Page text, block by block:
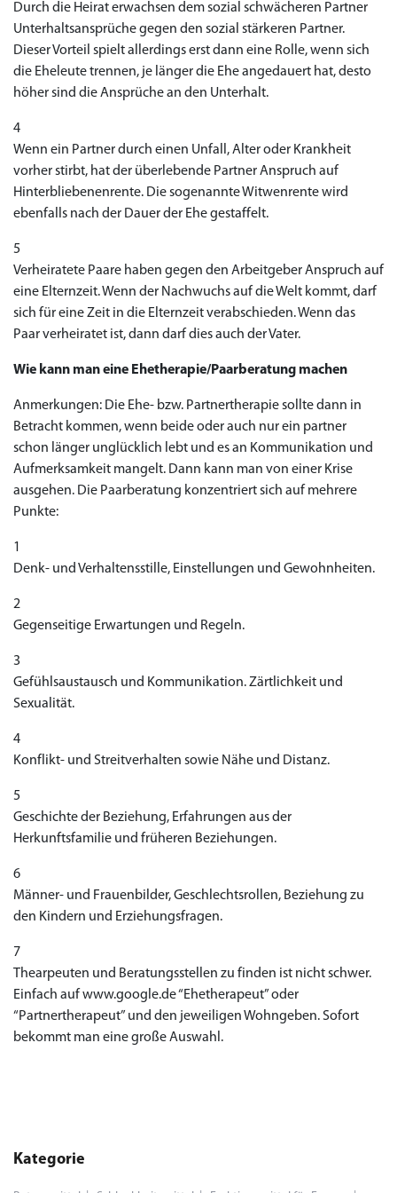
Durch die Heirat erwachsen dem sozial schwächeren Partner
Unterhaltsansprüche gegen den sozial stärkeren Partner.
Dieser Vorteil spielt allerdings erst dann eine Rolle, wenn sich
die Eheleute trennen, je länger die Ehe angedauert hat, desto
höher sind die Ansprüche an den Unterhalt.
4
Wenn ein Partner durch einen Unfall, Alter oder Krankheit
vorher stirbt, hat der überlebende Partner Anspruch auf
Hinterbliebenenrente. Die sogenannte Witwenrente wird
ebenfalls nach der Dauer der Ehe gestaffelt.
5
Verheiratete Paare haben gegen den Arbeitgeber Anspruch auf
eine Elternzeit. Wenn der Nachwuchs auf die Welt kommt, darf
sich für eine Zeit in die Elternzeit verabschieden. Wenn das
Paar verheiratet ist, dann darf dies auch der Vater.
Wie kann man eine Ehetherapie/Paarberatung machen
Anmerkungen: Die Ehe- bzw. Partnertherapie sollte dann in
Betracht kommen, wenn beide oder auch nur ein partner
schon länger unglücklich lebt und es an Kommunikation und
Aufmerksamkeit mangelt. Dann kann man von einer Krise
ausgehen. Die Paarberatung konzentriert sich auf mehrere
Punkte:
1
Denk- und Verhaltensstille, Einstellungen und Gewohnheiten.
2
Gegenseitige Erwartungen und Regeln.
3
Gefühlsaustausch und Kommunikation. Zärtlichkeit und
Sexualität.
4
Konflikt- und Streitverhalten sowie Nähe und Distanz.
5
Geschichte der Beziehung, Erfahrungen aus der
Herkunftsfamilie und früheren Beziehungen.
6
Männer- und Frauenbilder, Geschlechtsrollen, Beziehung zu
den Kindern und Erziehungsfragen.
7
Thearpeuten und Beratungsstellen zu finden ist nicht schwer.
Einfach auf www.google.de “Ehetherapeut” oder
“Partnertherapeut” und den jeweiligen Wohngeben. Sofort
bekommt man eine große Auswahl.
Kategorie